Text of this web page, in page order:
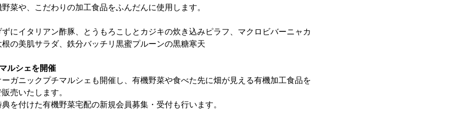
菜や、こだわりの加工食品をふんだんに使用します。
ずにイタリアン酢豚、とうもろこしとカジキの炊き込みピラフ、マクロビバーニャカ
根の美肌サラダ、鉄分バッチリ黒蜜プルーンの黒糖寒天
ルシェを開催
ガニックプチマルシェも開催し、有機野菜や食べた先に畑が見える有機加工食品を
売いたします。
を付けた有機野菜宅配の新規会員募集・受付も行います。